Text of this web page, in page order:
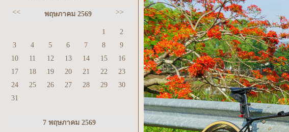
<< พฤษภาคม 2569 >>
1
2
3
4 5 6 7 8
9
10
11 12 13 14 15
16
17
18 19 20 21 22
23
24
25 26 27 28 29
30
31
7 พฤษภาคม 2569